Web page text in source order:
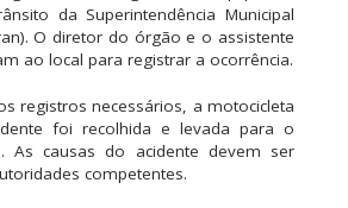
da Superintendência Municipal
O diretor do órgão e o assistente
ao local para registrar a ocorrência.
registros necessários, a motocicleta
foi recolhida e levada para o
As causas do acidente devem ser
competentes.